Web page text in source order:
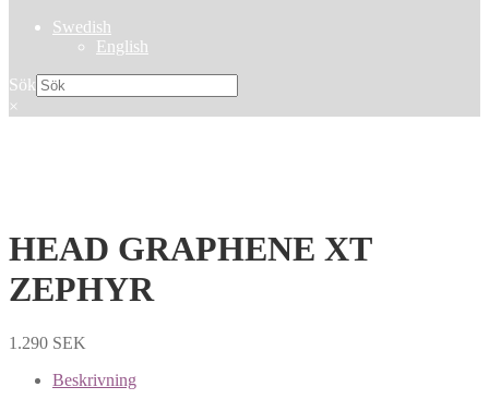
Swedish
English
Sök
×
HEAD GRAPHENE XT
ZEPHYR
1.290 SEK
Beskrivning